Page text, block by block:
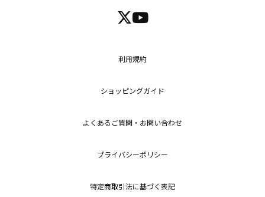
利用規約
ショッピングガイド
よくあるご質問・お問い合わせ
プライバシーポリシー
特定商取引法に基づく表記